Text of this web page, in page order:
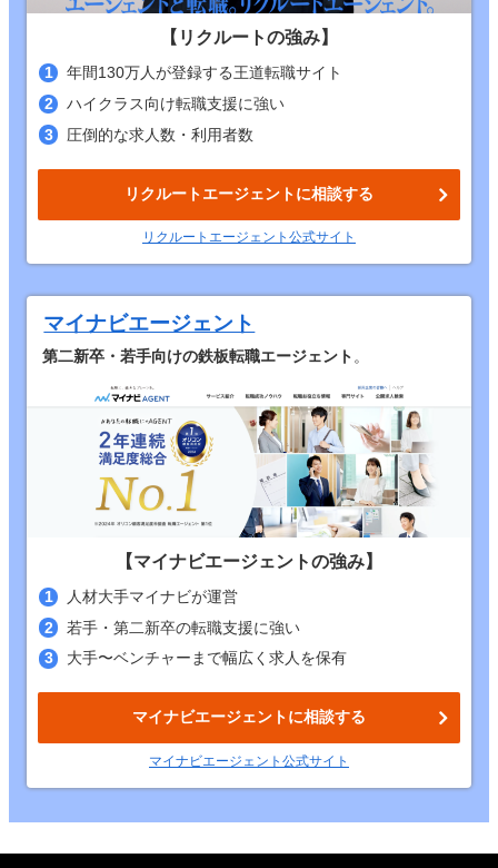
【リクルートの強み】
年間130万人が登録する王道転職サイト
ハイクラス向け転職支援に強い
圧倒的な求人数・利用者数
リクルートエージェントに相談する
リクルートエージェント公式サイト
マイナビエージェント
第二新卒・若手向けの鉄板転職エージェント 。
【マイナビエージェントの強み】
人材大手マイナビが運営
若手・第二新卒の転職支援に強い
大手〜ベンチャーまで幅広く求人を保有
マイナビエージェントに相談する
マイナビエージェント 公式サイト